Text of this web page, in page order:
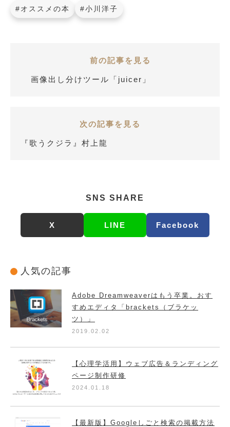
#オススメの本 #小川洋子
前の記事を見る
画像出し分けツール「juicer」
次の記事を見る
『歌うクジラ』村上龍
SNS SHARE
X LINE Facebook
人気の記事
Adobe Dreamweaverはもう卒業。おす
すめエディタ「brackets（ブラケッ
ツ）」
2019.02.02
【心理学活用】ウェブ広告＆ランディング
ページ制作研修
2024.01.18
【最新版】Googleしごと検索の掲載方法